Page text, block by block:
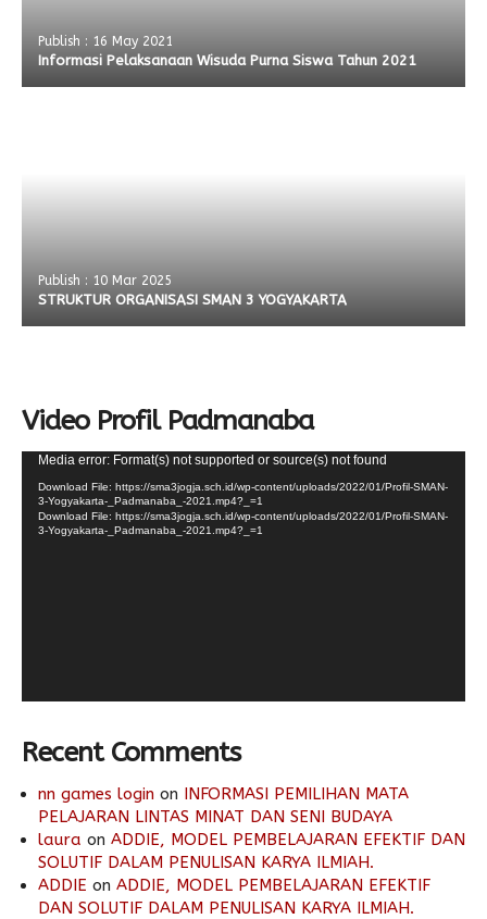
Publish : 16 May 2021
Informasi Pelaksanaan Wisuda Purna Siswa Tahun 2021
Publish : 10 Mar 2025
STRUKTUR ORGANISASI SMAN 3 YOGYAKARTA
Video Profil Padmanaba
Video
Player
Media error: Format(s) not supported or source(s) not found
Download File: https://sma3jogja.sch.id/wp-content/uploads/2022/01/Profil-SMAN-
3-Yogyakarta-_Padmanaba_-2021.mp4?_=1
Download File: https://sma3jogja.sch.id/wp-content/uploads/2022/01/Profil-SMAN-
3-Yogyakarta-_Padmanaba_-2021.mp4?_=1
Recent Comments
nn games login on INFORMASI PEMILIHAN MATA
PELAJARAN LINTAS MINAT DAN SENI BUDAYA
laura on ADDIE, MODEL PEMBELAJARAN EFEKTIF DAN
SOLUTIF DALAM PENULISAN KARYA ILMIAH.
ADDIE on ADDIE, MODEL PEMBELAJARAN EFEKTIF
DAN SOLUTIF DALAM PENULISAN KARYA ILMIAH.